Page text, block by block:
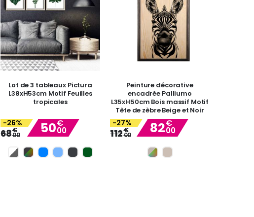
Lot de 3 tableaux Pictura
L38xH53cm Motif Feuilles
tropicales
-26%
68€
00
Special
Price
50€
00
Peinture décorative
encadrée Palliumo
L35xH50cm Bois massif Motif
Tête de zèbre Beige et Noir
-27%
112€
00
Special
Price
82€
00